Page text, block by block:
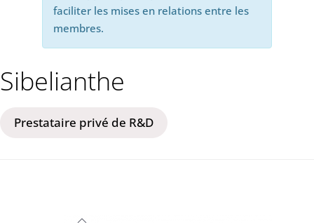
faciliter les mises en relations entre les
membres.
Sibelianthe
Prestataire privé de R&D